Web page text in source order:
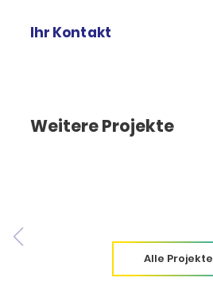
Ihr Kontakt
Weitere Projekte
Alle Projekte